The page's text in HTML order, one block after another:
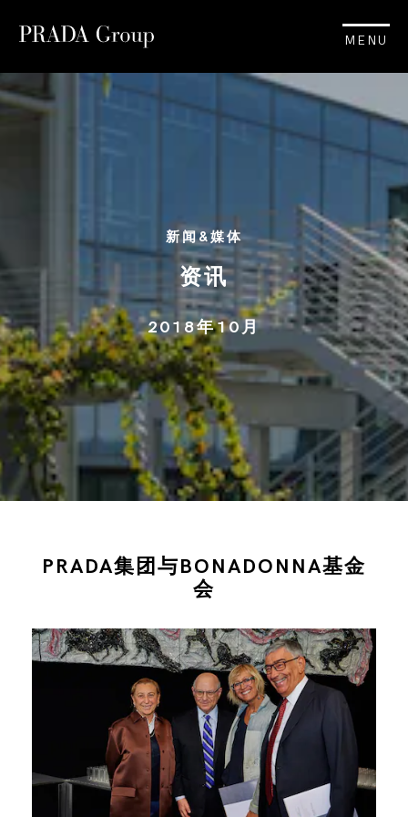
MENU
新闻&媒体
资讯
2018年10月
PRADA集团与BONADONNA基金
会